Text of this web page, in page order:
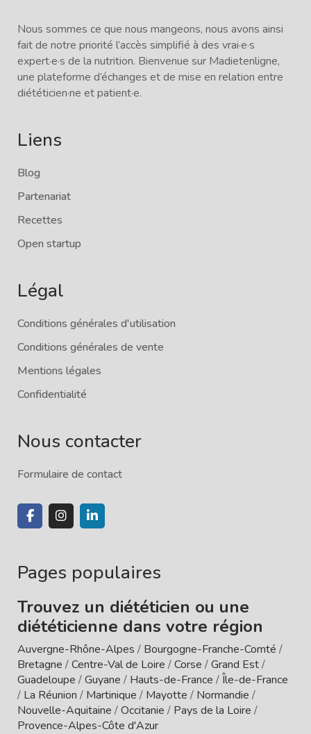
Nous sommes ce que nous mangeons, nous avons ainsi
fait de notre priorité l’accès simplifié à des vrai·e·s
expert·e·s de la nutrition. Bienvenue sur Madietenligne,
une plateforme d’échanges et de mise en relation entre
diététicien·ne et patient·e.
Liens
Blog
Partenariat
Recettes
Open startup
Légal
Conditions générales d'utilisation
Conditions générales de vente
Mentions légales
Confidentialité
Nous contacter
Formulaire de contact
Pages populaires
Trouvez un diététicien ou une
diététicienne dans votre région
Auvergne-Rhône-Alpes / Bourgogne-Franche-Comté /
Bretagne /Centre-Val de Loire /Corse /Grand Est/
Guadeloupe /Guyane / Hauts-de-France /Île-de-France
/ La Réunion / Martinique / Mayotte / Normandie /
Nouvelle-Aquitaine /Occitanie / Pays de la Loire /
Provence-Alpes-Côte d'Azur